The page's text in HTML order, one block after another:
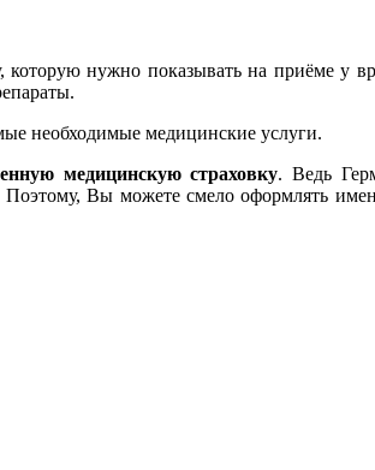
которую нужно показывать на приёме у
необходимые медицинские услуги.
медицинскую страховку. Ведь
Поэтому, Вы можете смело оформлять